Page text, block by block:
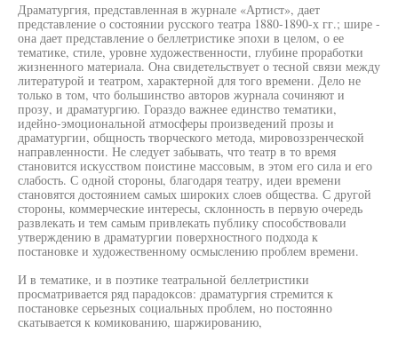
Драматургия, представленная в журнале «Артист», дает
представление о состоянии русского театра 1880-1890-х гг.; шире -
она дает представление о беллетристике эпохи в целом, о ее
тематике, стиле, уровне художественности, глубине проработки
жизненного материала. Она свидетельствует о тесной связи между
литературой и театром, характерной для того времени. Дело не
только в том, что большинство авторов журнала сочиняют и
прозу, и драматургию. Гораздо важнее единство тематики,
идейно-эмоциональной атмосферы произведений прозы и
драматургии, общность творческого метода, мировоззренческой
направленности. Не следует забывать, что театр в то время
становится искусством поистине массовым, в этом его сила и его
слабость. С одной стороны, благодаря театру, идеи времени
становятся достоянием самых широких слоев общества. С другой
стороны, коммерческие интересы, склонность в первую очередь
развлекать и тем самым привлекать публику способствовали
утверждению в драматургии поверхностного подхода к
постановке и художественному осмыслению проблем времени.
И в тематике, и в поэтике театральной беллетристики
просматривается ряд парадоксов: драматургия стремится к
постановке серьезных социальных проблем, но постоянно
скатывается к комикованию, шаржированию,